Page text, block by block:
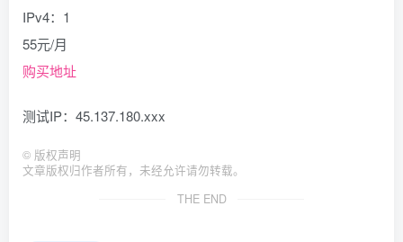
IPv4：1
55元/月
购买地址
测试IP：45.137.180.xxx
© 版权声明
文章版权归作者所有，未经允许请勿转载。
THE END